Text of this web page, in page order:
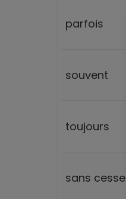
parfois
souvent
toujours
sans cesse